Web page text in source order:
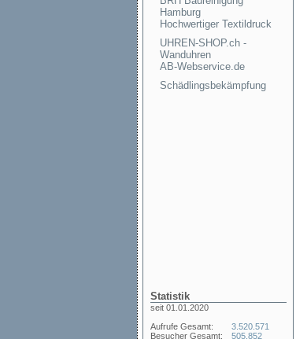
Hamburg
Hochwertiger Textildruck
UHREN-SHOP.ch -
Wanduhren
AB-Webservice.de
Schädlingsbekämpfung
Statistik
seit 01.01.2020
Aufrufe Gesamt:
Besucher Gesamt:
3.520.571
505.852